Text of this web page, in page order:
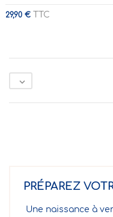
29,90 € TTC

PRÉPAREZ
Une naissance à